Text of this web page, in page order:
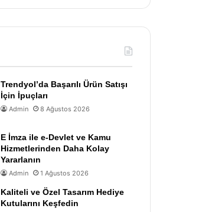
Trendyol’da Başarılı Ürün Satışı
İçin İpuçları
Admin 8 Ağustos 2026
E İmza ile e-Devlet ve Kamu
Hizmetlerinden Daha Kolay
Yararlanın
Admin 1 Ağustos 2026
Kaliteli ve Özel Tasarım Hediye
Kutularını Keşfedin